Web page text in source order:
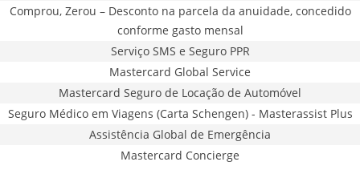
Comprou, Zerou – Desconto na parcela da anuidade, concedido
conforme gasto mensal
Serviço SMS e Seguro PPR
Mastercard Global Service
Mastercard Seguro de Locação de Automóvel
Seguro Médico em Viagens (Carta Schengen) - Masterassist Plus
Assistência Global de Emergência
Mastercard Concierge